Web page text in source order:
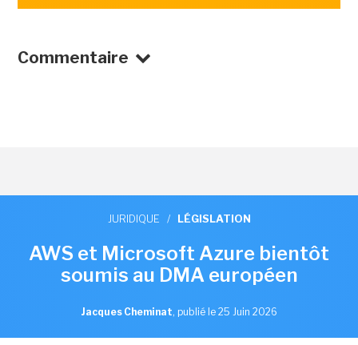
Commentaire
JURIDIQUE / LÉGISLATION
AWS et Microsoft Azure bientôt
soumis au DMA européen
Jacques Cheminat, publié le 25 Juin 2026